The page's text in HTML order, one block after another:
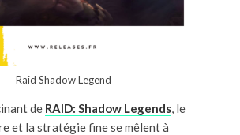
Raid Shadow Legend
de RAID: Shadow Legends, le
et la stratégie fine se mêlent à